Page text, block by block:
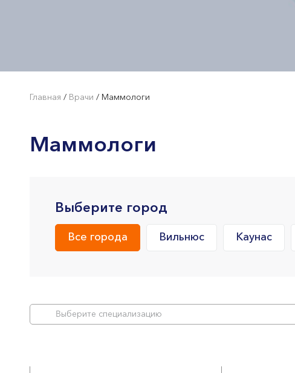
Главная / Врачи / Маммологи
Маммологи
Выберите город
Все города Вильнюс Каунас
Bыберите специализацию